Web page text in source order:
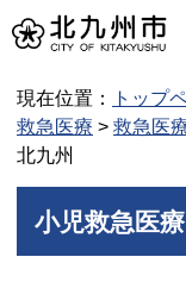
現在位置： トップ
救急医療 > 救急医
北九州
小児救急医